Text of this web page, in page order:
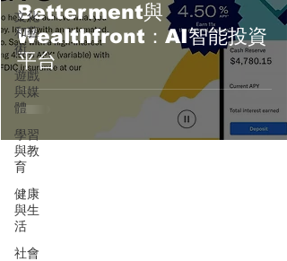
文化
和藝
術
遊戲
與媒
體
學習
與教
育
健康
與生
活
社會
Betterment與
Wealthfront：AI智能投資
平台